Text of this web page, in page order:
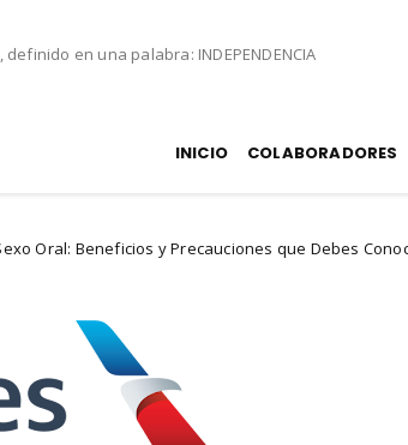
en una palabra: INDEPENDENCIA
INICIO COLABORADORES
Precauciones que Debes Conocer experiencias